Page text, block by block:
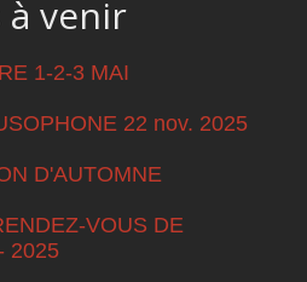
à venir
1-2-3 MAI
22 nov. 2025
D'AUTOMNE
VOUS DE
2025